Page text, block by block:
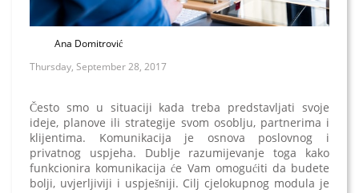
Ana Domitrović
Thursday, September 28, 2017
Često smo u situaciji kada treba predstavljati svoje
ideje, planove ili strategije svom osoblju, partnerima i
klijentima. Komunikacija je osnova poslovnog i
privatnog uspjeha. Dublje razumijevanje toga kako
funkcionira komunikacija će Vam omogućiti da budete
bolji, uvjerljiviji i uspješniji. Cilj cjelokupnog modula je